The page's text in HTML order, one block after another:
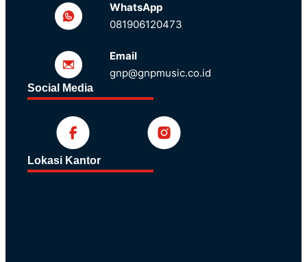
WhatsApp
081906120473
Email
gnp@gnpmusic.co.id
Social Media
Lokasi Kantor